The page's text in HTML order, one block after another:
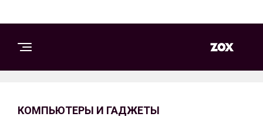
КОМПЬЮТЕРЫ И ГАДЖЕТЫ